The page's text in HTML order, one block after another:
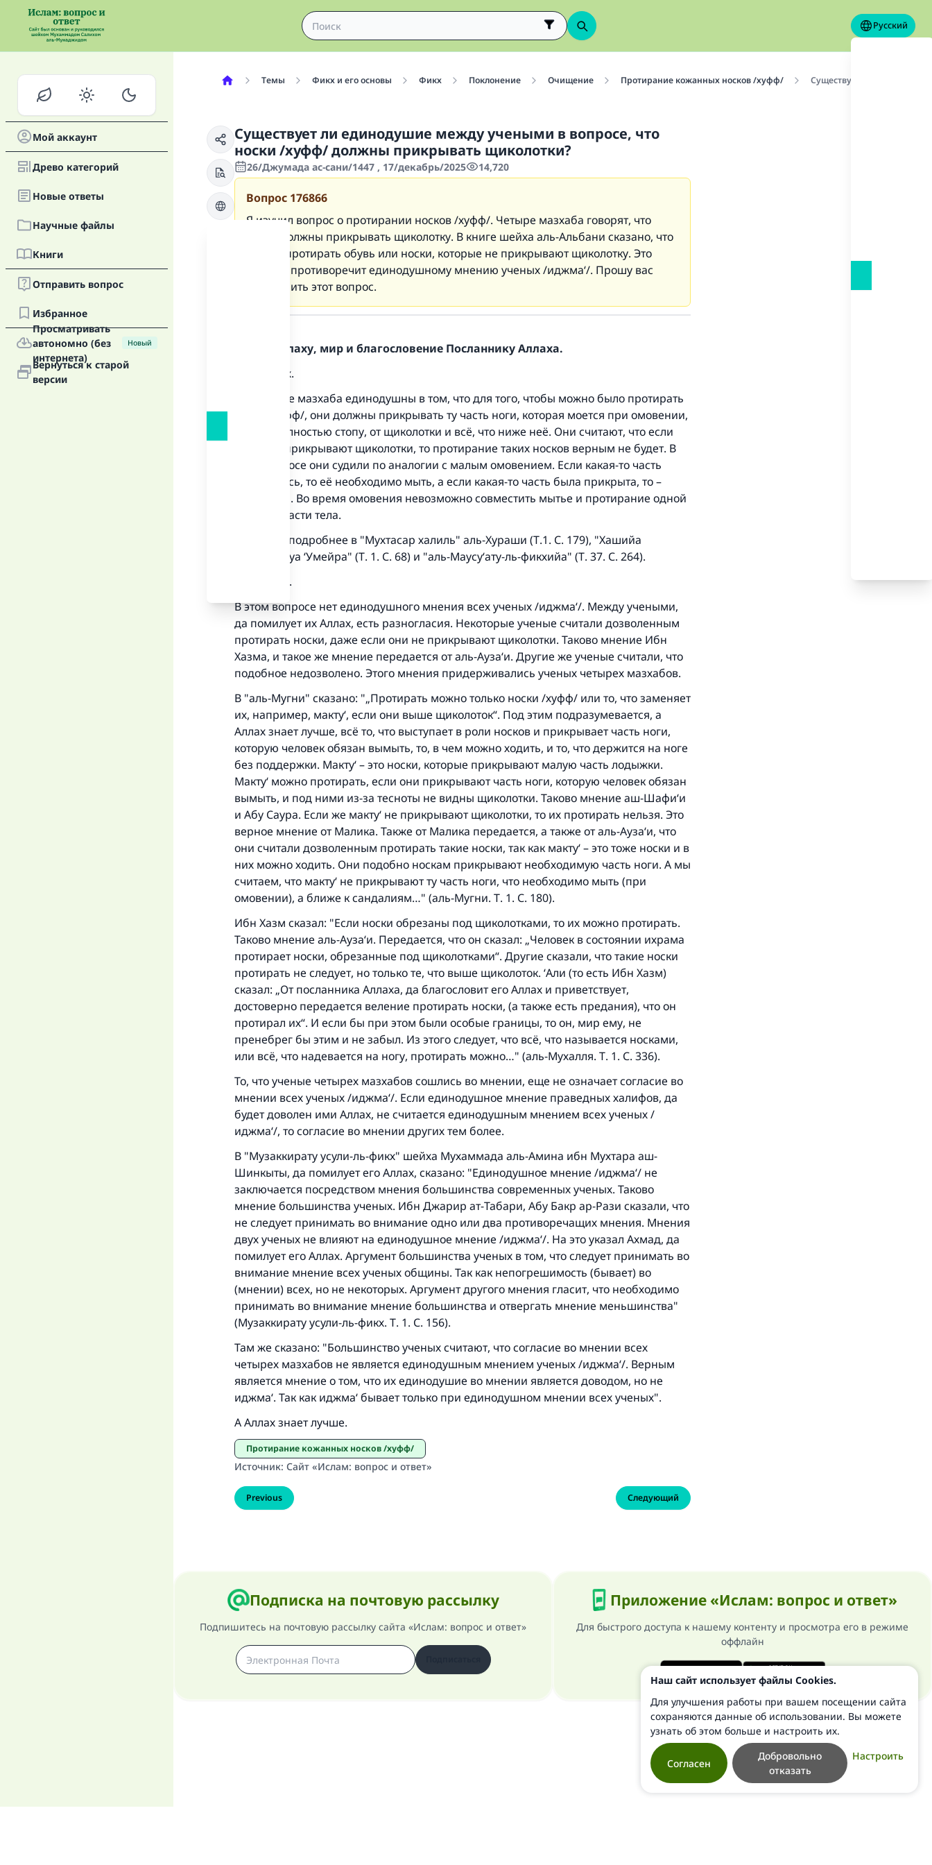
Русский
Мой аккаунт
Древо категорий
Новые oтветы
Научные файлы
Книги
Отправить вопрос
Избранное
Просматривать
автономно (без
интернета)
Новый
Вернуться к старой
версии
Темы Фикх и его основы Фикх Поклонение Очищение Протирание кожанных носков /хуфф/ Существует ли
Существует ли единодушие между учеными в вопросе, что
носки /хуфф/ должны прикрывать щиколотки?
26/Джумада ас-сани/1447 , 17/декабрь/2025 14,720
Вопрос 176866
Я изучил вопрос о протирании носков /хуфф/. Четыре мазхаба говорят, что
носки должны прикрывать щиколотку. В книге шейха аль-Альбани сказано, что
можно протирать обувь или носки, которые не прикрывают щиколотку. Это
мнение противоречит единодушному мнению ученых /иджма‘/. Прошу вас
разъяснить этот вопрос.
Хвала Аллаху, мир и благословение Посланнику Аллаха.
Во-первых.
Все четыре мазхаба единодушны в том, что для того, чтобы можно было протирать
носки /хуфф/, они должны прикрывать ту часть ноги, которая моется при омовении,
то есть полностью стопу, от щиколотки и всё, что ниже неё. Они считают, что если
носки не прикрывают щиколотки, то протирание таких носков верным не будет. В
этом вопросе они судили по аналогии с малым омовением. Если какая-то часть
обнажилась, то её необходимо мыть, а если какая-то часть была прикрыта, то –
протирать. Во время омовения невозможно совместить мытье и протирание одной
и той же части тела.
Смотрите подробнее в "Мухтасар халиль" аль-Хураши (Т.1. С. 179), "Хашийа
Кальйуби уа ‘Умейра" (Т. 1. С. 68) и "аль-Маусу‘ату-ль-фикхийа" (Т. 37. С. 264).
Во-вторых.
В этом вопросе нет единодушного мнения всех ученых /иджма‘/. Между учеными,
да помилует их Аллах, есть разногласия. Некоторые ученые считали дозволенным
протирать носки, даже если они не прикрывают щиколотки. Таково мнение Ибн
Хазма, и такое же мнение передается от аль-Ауза‘и. Другие же ученые считали, что
подобное недозволено. Этого мнения придерживались ученых четырех мазхабов.
В "аль-Мугни" сказано: "„Протирать можно только носки /хуфф/ или то, что заменяет
их, например, макту‘, если они выше щиколоток“. Под этим подразумевается, а
Аллах знает лучше, всё то, что выступает в роли носков и прикрывает часть ноги,
которую человек обязан вымыть, то, в чем можно ходить, и то, что держится на ноге
без поддержки. Макту‘ – это носки, которые прикрывают малую часть лодыжки.
Макту‘ можно протирать, если они прикрывают часть ноги, которую человек обязан
вымыть, и под ними из-за тесноты не видны щиколотки. Таково мнение аш-Шафи‘и
и Абу Саура. Если же макту‘ не прикрывают щиколотки, то их протирать нельзя. Это
верное мнение от Малика. Также от Малика передается, а также от аль-Ауза‘и, что
они считали дозволенным протирать такие носки, так как макту‘ – это тоже носки и в
них можно ходить. Они подобно носкам прикрывают необходимую часть ноги. А мы
считаем, что макту‘ не прикрывают ту часть ноги, что необходимо мыть (при
омовении), а ближе к сандалиям…" (аль-Мугни. Т. 1. С. 180).
Ибн Хазм сказал: "Если носки обрезаны под щиколотками, то их можно протирать.
Таково мнение аль-Ауза‘и. Передается, что он сказал: „Человек в состоянии ихрама
протирает носки, обрезанные под щиколотками“. Другие сказали, что такие носки
протирать не следует, но только те, что выше щиколоток. ‘Али (то есть Ибн Хазм)
сказал: „От посланника Аллаха, да благословит его Аллах и приветствует,
достоверно передается веление протирать носки, (а также есть предания), что он
протирал их“. И если бы при этом были особые границы, то он, мир ему, не
пренебрег бы этим и не забыл. Из этого следует, что всё, что называется носками,
или всё, что надевается на ногу, протирать можно…" (аль-Мухалля. Т. 1. С. 336).
То, что ученые четырех мазхабов сошлись во мнении, еще не означает согласие во
мнении всех ученых /иджма‘/. Если единодушное мнение праведных халифов, да
будет доволен ими Аллах, не считается единодушным мнением всех ученых /
иджма‘/, то согласие во мнении других тем более.
В "Музаккирату усули-ль-фикх" шейха Мухаммада аль-Амина ибн Мухтара аш-
Шинкыты, да помилует его Аллах, сказано: "Единодушное мнение /иджма‘/ не
заключается посредством мнения большинства современных ученых. Таково
мнение большинства ученых. Ибн Джарир ат-Табари, Абу Бакр ар-Рази сказали, что
не следует принимать во внимание одно или два противоречащих мнения. Мнения
двух ученых не влияют на единодушное мнение /иджма‘/. На это указал Ахмад, да
помилует его Аллах. Аргумент большинства ученых в том, что следует принимать во
внимание мнение всех ученых общины. Так как непогрешимость (бывает) во
(мнении) всех, но не некоторых. Аргумент другого мнения гласит, что необходимо
принимать во внимание мнение большинства и отвергать мнение меньшинства"
(Музаккирату усули-ль-фикх. Т. 1. С. 156).
Там же сказано: "Большинство ученых считают, что согласие во мнении всех
четырех мазхабов не является единодушным мнением ученых /иджма‘/. Верным
является мнение о том, что их единодушие во мнении является доводом, но не
иджма‘. Так как иджма‘ бывает только при единодушном мнении всех ученых".
А Аллах знает лучше.
Протирание кожанных носков /хуфф/
Источник: Сайт «Ислам: вопрос и ответ»
Previous Следующий
Подписка на почтовую рассылку
Подпишитесь на почтовую рассылку сайта «Ислам: вопрос и ответ»
Приложение «Ислам: вопрос и ответ»
Для быстрого доступа к нашему контенту и просмотра его в режиме
оффлайн
Ответ № 110845 помог сохранить брак.
Помогите нам предоставить ответы Умме
Посланник Аллаха, мир ему и благословение, сказал:
«Указавшему на благое (полагается) такая же награда как и
совершившему его»
(МУСЛИМ, № 1893).
Участвуйте сейчас!
Наш сайт использует файлы Cookies.
Для улучшения работы при вашем посещении сайта
сохраняются данные об использовании. Вы можете
узнать об этом больше и настроить их.
Настроить
Добровольно
отказать
Согласен